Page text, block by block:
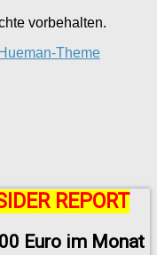
vorbehalten.
Hueman-Theme
REPORT
Euro im Monat